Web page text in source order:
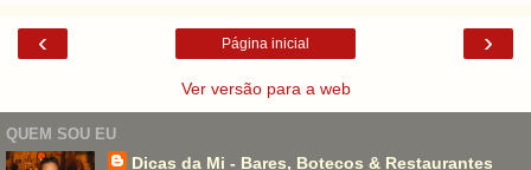
‹ ›
Página inicial
Ver versão para a web
QUEM SOU EU
Dicas da Mi - Bares, Botecos & Restaurantes